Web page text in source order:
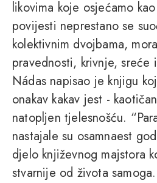
likovima koje osjećamo
povijesti neprestano se
kolektivnim dvojbama,
pravednosti, krivnje, sreće
Nádas napisao je knjigu
onakav kakav jest -
natopljen tjelesnošću.
nastajale su osamnaest
djelo književnog majstora
stvarnije od života samoga.